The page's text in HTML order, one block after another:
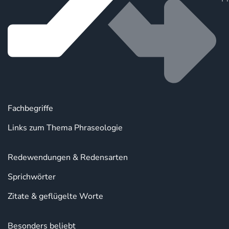
Fachbegriffe
Links zum Thema Phraseologie
Redewendungen & Redensarten
Sprichwörter
Zitate & geflügelte Worte
Besonders beliebt